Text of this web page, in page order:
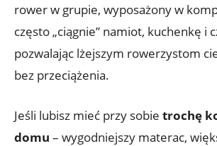
rower w grupie, wyposażony w
często „ciągnie” namiot, kuchenkę i
pozwalając lżejszym rowerzystom
bez przeciążenia.
Jeśli lubisz mieć przy sobie trochę
domu – wygodniejszy materac,